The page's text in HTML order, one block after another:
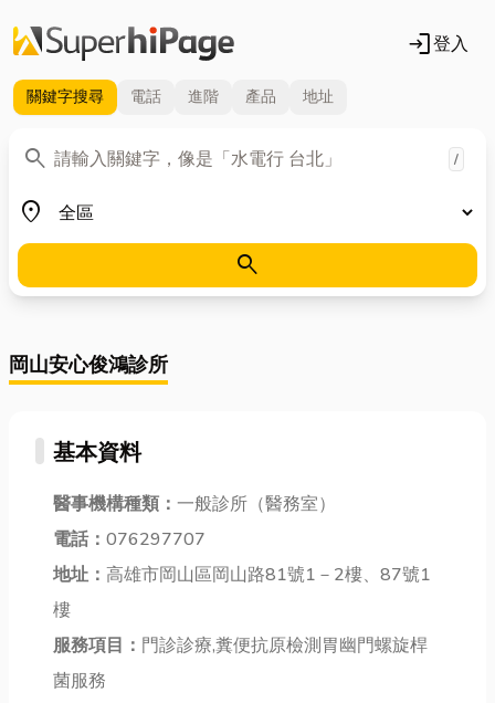
login登入
關鍵字搜尋 電話 進階 產品 地址
search
關鍵字 /
place
地區
search
岡山安心俊鴻診所
基本資料
醫事機構種類： 一般診所（醫務室）
電話： 076297707
地址： 高雄市岡山區岡山路81號1－2樓、87號1
樓
服務項目： 門診診療,糞便抗原檢測胃幽門螺旋桿
菌服務